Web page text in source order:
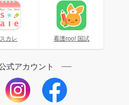
カレ 看護roo! 国試
式アカウント